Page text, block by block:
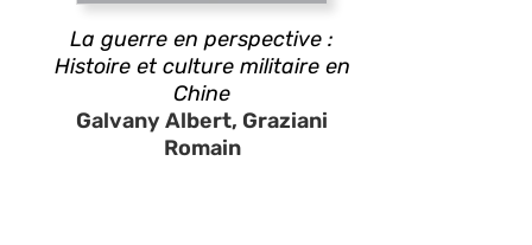
La guerre en perspective :
Histoire et culture militaire en
Chine
Galvany Albert, Graziani
Romain